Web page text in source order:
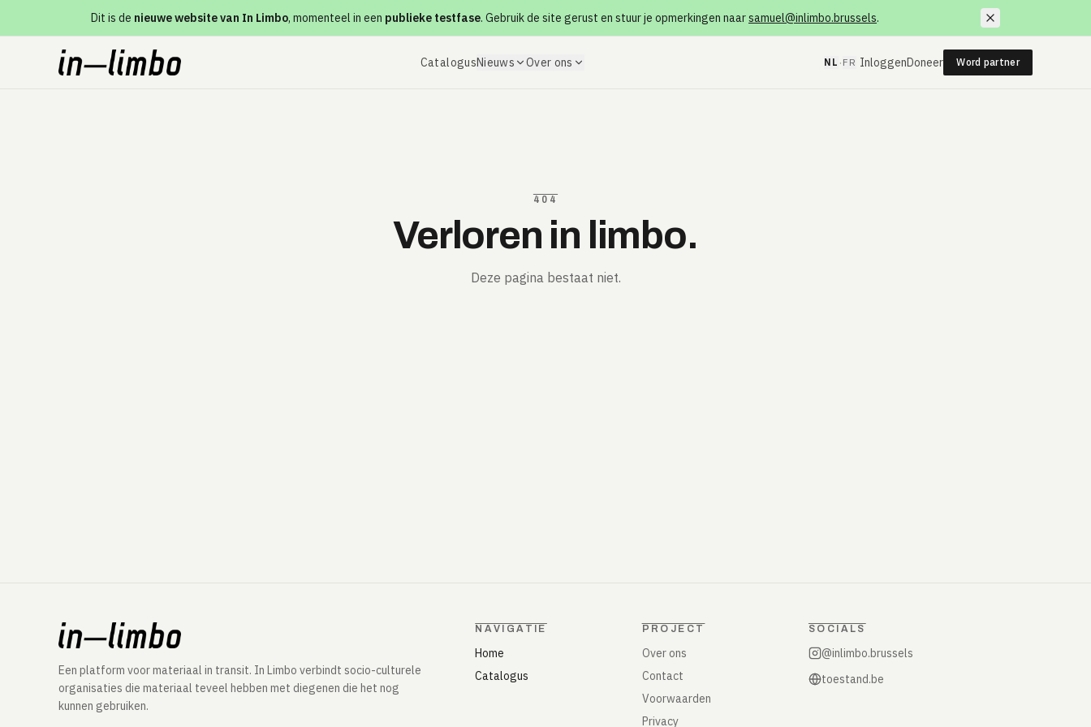
Dit is de nieuwe website van In Limbo, momenteel in een publieke testfase. Gebruik de site gerust en stuur je opmerkingen naarsamuel@inlimbo.brussels.
CatalogusNieuws Over ons NL · FR InloggenDoneer Word partner
404
Verloren in limbo.
Deze pagina bestaat niet.
Een platform voor materiaal in transit. In Limbo verbindt socio-culturele
organisaties die materiaal teveel hebben met diegenen die het nog
kunnen gebruiken.
NAVIGATIE
Home
Catalogus
PROJECT
Over ons
Contact
Voorwaarden
Privacy
SOCIALS
@inlimbo.brussels
toestand.be